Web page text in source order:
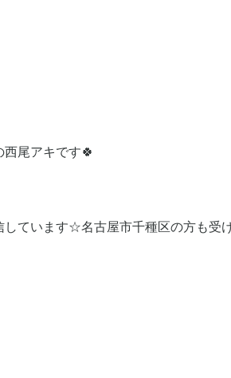
尾アキです🍀
ています☆名古屋市千種区の方も受